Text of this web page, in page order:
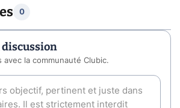
0
avec la communauté Clubic.